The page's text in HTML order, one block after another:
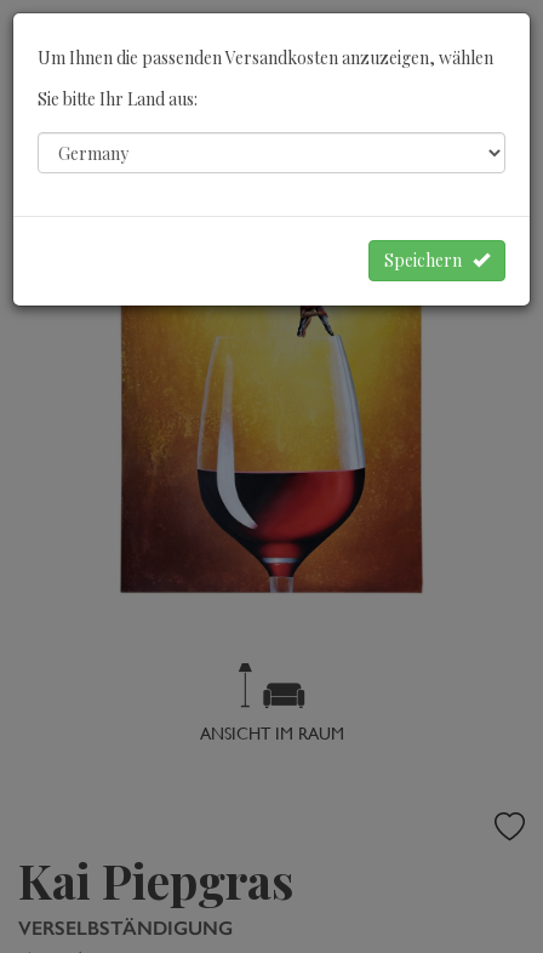
ANSICHT IM RAUM
Kai Piepgras
VERSELBSTÄNDIGUNG
Um Ihnen die passenden Versandkosten anzuzeigen, wählen
Sie bitte Ihr Land aus:
Speichern